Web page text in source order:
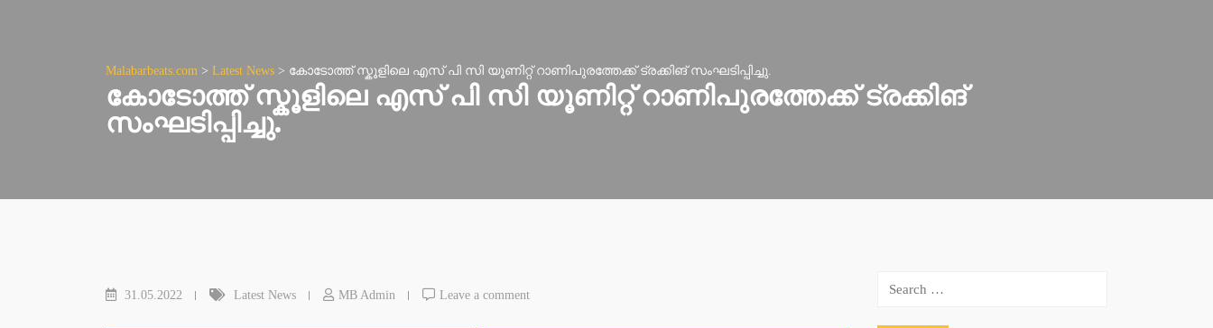
Malabarbeats.com > Latest News > കോടോത്ത് സ്കൂളിലെ എസ് പി സി യൂണിറ്റ് റാണിപുരത്തേക്ക് ട്രക്കിങ് സംഘടിപ്പിച്ചു.
കോടോത്ത് സ്കൂളിലെ എസ് പി സി യൂണിറ്റ് റാണിപുരത്തേക്ക് ട്രക്കിങ്
സംഘടിപ്പിച്ചു.
31.05.2022 Latest News MB Admin Leave a comment